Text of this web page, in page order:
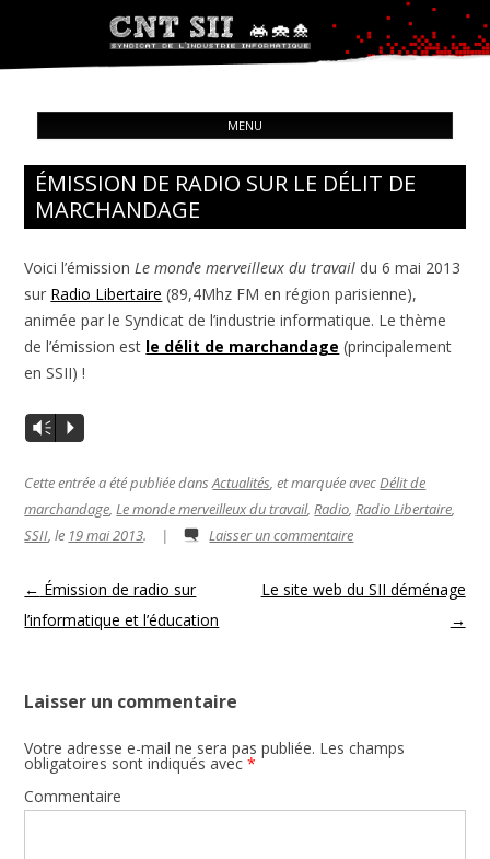
CNT – Solidarité Ouvrière
MENU
ÉMISSION DE RADIO SUR LE DÉLIT DE
MARCHANDAGE
Voici l’émissionLe monde merveilleux du travail du 6 mai 2013
sur Radio Libertaire (89,4Mhz FM en région parisienne),
animée par le Syndicat de l’industrie informatique. Le thème
de l’émission est le délit de marchandage (principalement
en SSII) !
Vm P
Cette entrée a été publiée dansActualités, et marquée avecDélit de
marchandage,Le monde merveilleux du travail,Radio,Radio Libertaire,
SSII, le 19 mai 2013. | Laisser un commentaire
Navigation des articles
← Émission de radio sur
l’informatique et l’éducation
Le site web du SII déménage
→
Laisser un commentaire
Votre adresse e-mail ne sera pas publiée. Les champs
obligatoires sont indiqués avec*
Commentaire